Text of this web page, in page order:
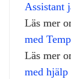
Assistant
Läs mer
med
Läs mer
med hjälp